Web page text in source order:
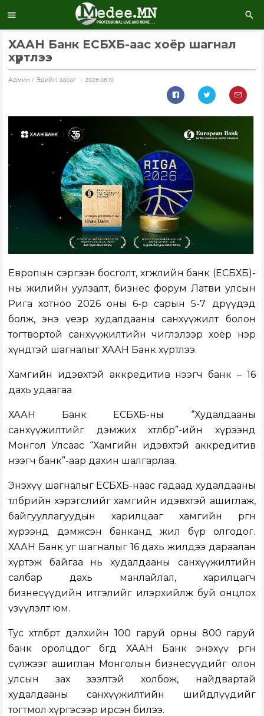
ХААН Банк ЕСБХБ-аас хоёр шагнал
хүртлээ
Aдмин / Эдийн засаг 2026.06.10
Европын сэргээн босголт, хөгжлийн банк (ЕСБХБ)-
ны жилийн уулзалт, бизнес форум Латви улсын
Рига хотноо 2026 оны 6-р сарын 5-7 өдрүүдэд
болж, энэ үеэр худалдааны санхүүжилт болон
тогтвортой санхүүжилтийн чиглэлээр хоёр нэр
хүндтэй шагналыг ХААН Банк хүртлээ.
Хамгийн идэвхтэй аккредитив нээгч банк – 16
дахь удаагаа
ХААН Банк ЕСБХБ-ны “Худалдааны
санхүүжилтийг дэмжих хөтөлбөр”-ийн хүрээнд
Монгол Улсаас “Хамгийн идэвхтэй аккредитив
нээгч банк”-аар дахин шалгарлаа.
Энэхүү шагналыг ЕСБХБ-наас гадаад худалдааны
төлбөрийн хэрэгслийг хамгийн идэвхтэй ашиглаж,
байгууллагуудын харилцааг хамгийн өргөн
хүрээнд дэмжсэн банканд жил бүр олгодог.
ХААН Банк уг шагналыг 16 дахь жилдээ дараалан
хүртэж байгаа нь худалдааны санхүүжилтийн
салбар дахь манлайлал, харилцагч
бизнесүүдийн итгэлийг илэрхийлж буй онцлох
үзүүлэлт юм.
Тус хөтөлбөрт дэлхийн 100 гаруй орны 800 гаруй
банк оролцдог бөгөөд ХААН Банк энэхүү өргөн
сүлжээг ашиглан Монголын бизнесүүдийг олон
улсын зах зээлтэй холбож, найдвартай
худалдааны санхүүжилтийн шийдлүүдийг
тогтмол хүргэсээр ирсэн билээ.